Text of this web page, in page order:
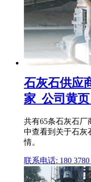
石灰石供应
家_公司黄
共有65条石灰石厂
中查看到关于石灰
情。
联系电话: 180 3780